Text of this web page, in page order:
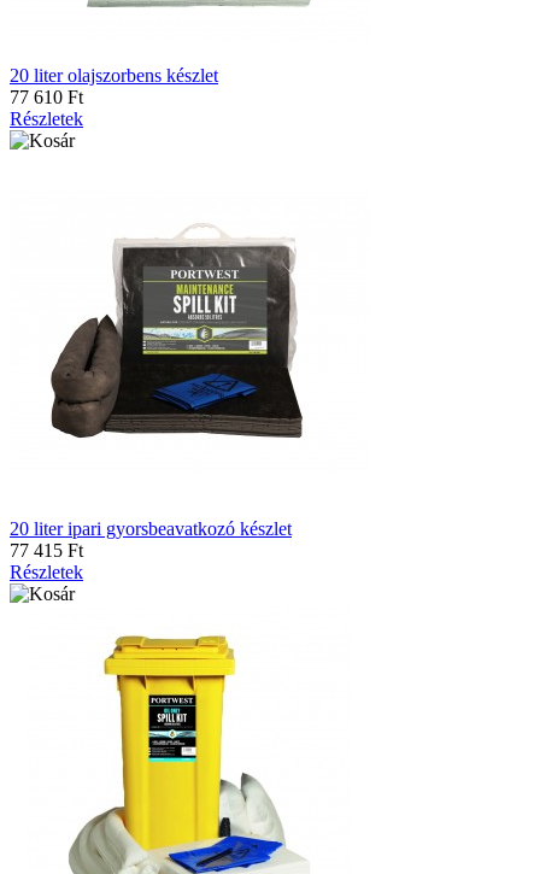
20 liter olajszorbens készlet
77 610 Ft
Részletek
20 liter ipari gyorsbeavatkozó készlet
77 415 Ft
Részletek